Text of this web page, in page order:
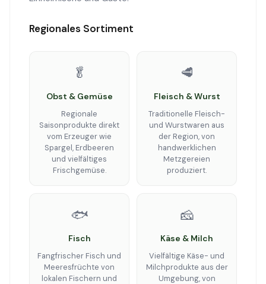
Regionales Sortiment
🥬
Obst & Gemüse
Regionale
Saisonprodukte direkt
vom Erzeuger wie
Spargel, Erdbeeren
und vielfältiges
Frischgemüse.
🥩
Fleisch & Wurst
Traditionelle Fleisch-
und Wurstwaren aus
der Region, von
handwerklichen
Metzgereien
produziert.
🐟
Fisch
Fangfrischer Fisch und
Meeresfrüchte von
lokalen Fischern und
🧀
Käse & Milch
Vielfältige Käse- und
Milchprodukte aus der
Umgebung, von